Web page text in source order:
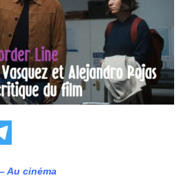
Au cinéma